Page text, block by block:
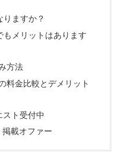
ますか？
メリットはあります
方法
料金比較とデメリット
ト受付中
掲載オファー